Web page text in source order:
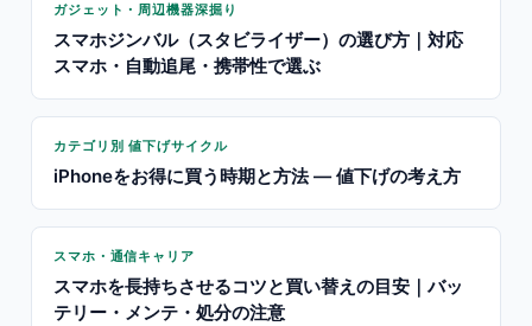
ガジェット・周辺機器深掘り
スマホジンバル（スタビライザー）の選び方｜対応
スマホ・自動追尾・携帯性で選ぶ
カテゴリ別 値下げサイクル
iPhoneをお得に買う時期と方法 — 値下げの考え方
スマホ・通信キャリア
スマホを長持ちさせるコツと買い替えの目安｜バッ
テリー・メンテ・処分の注意